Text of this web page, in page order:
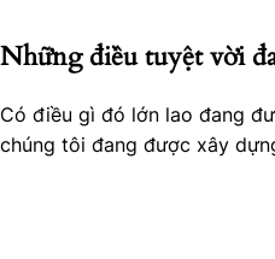
Những điều tuyệt vời
Có điều gì đó lớn lao đang
chúng tôi đang được xây